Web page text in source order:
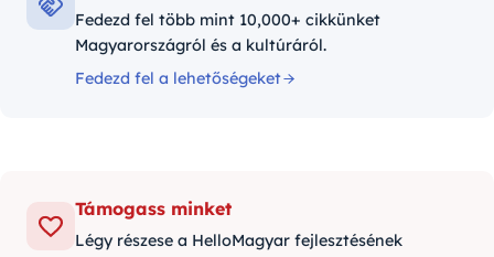
Fedezd fel több mint 10,000+ cikkünket
Magyarországról és a kultúráról.
Fedezd fel a lehetőségeket
Támogass minket
Légy részese a HelloMagyar fejlesztésének